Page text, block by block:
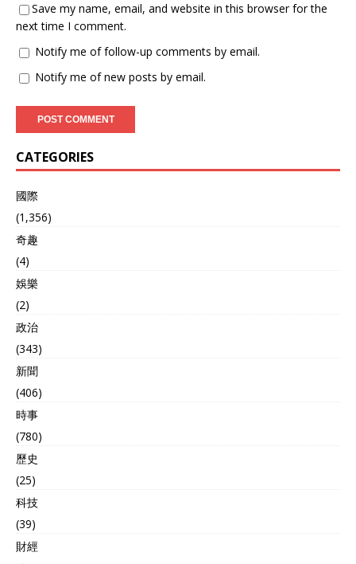
Save my name, email, and website in this browser for the
next time I comment.
Notify me of follow-up comments by email.
Notify me of new posts by email.
CATEGORIES
國際
(1,356)
奇趣
(4)
娛樂
(2)
政治
(343)
新聞
(406)
時事
(780)
歷史
(25)
科技
(39)
財經